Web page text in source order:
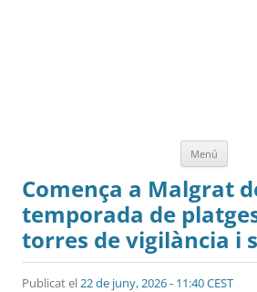
Menú
Comença a Malgrat
temporada de
torres de vigilància i
Publicat el22 de juny, 2026 - 11:40 CEST